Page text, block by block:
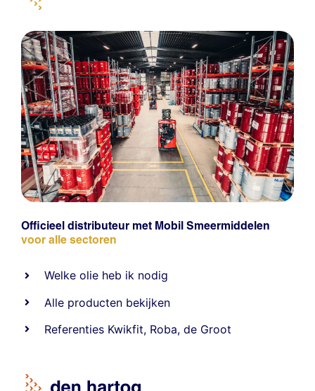
Officieel distributeur met Mobil Smeermiddelen
voor alle sectoren
Welke olie heb ik nodig
Alle producten bekijken
Referenties Kwikfit, Roba,de Groot